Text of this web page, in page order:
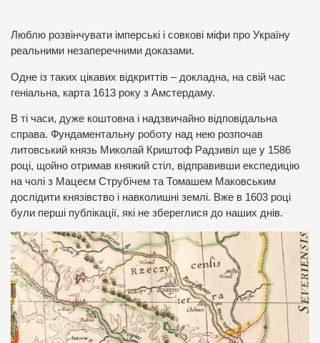
Люблю розвінчувати імперські і совкові міфи про Україну
реальними незаперечними доказами.
Одне із таких цікавих відкриттів – докладна, на свій час
геніальна, карта 1613 року з Амстердаму.
В ті часи, дуже коштовна і надзвичайно відповідальна
справа. Фундаментальну роботу над нею розпочав
литовський князь Миколай Криштоф Радзивіл ще у 1586
році, щойно отримав княжий стіл, відправивши експедицію
на чолі з Мацеєм Струбічем та Томашем Маковським
дослідити князівство і навколишні землі. Вже в 1603 році
були перші публікації, які не збереглися до наших днів.